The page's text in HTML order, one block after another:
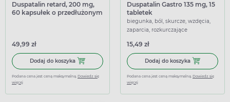
Duspatalin retard, 200 mg,
60 kapsułek o przedłużonym
49,99 zł
Dodaj do koszyka Dodaj do koszyka Duspatalin retard, 200 mg, 60
Podana cena jest ceną maksymalną. Dowiedz się
więcej
Duspatalin Gastro 135 mg, 15
tabletek
biegunka, ból, skurcze, wzdęcia,
zaparcia, rozkurczające
15,49 zł
Dodaj do koszyka Dodaj do
Podana cena jest ceną maksymalną. Dowiedz się
więcej